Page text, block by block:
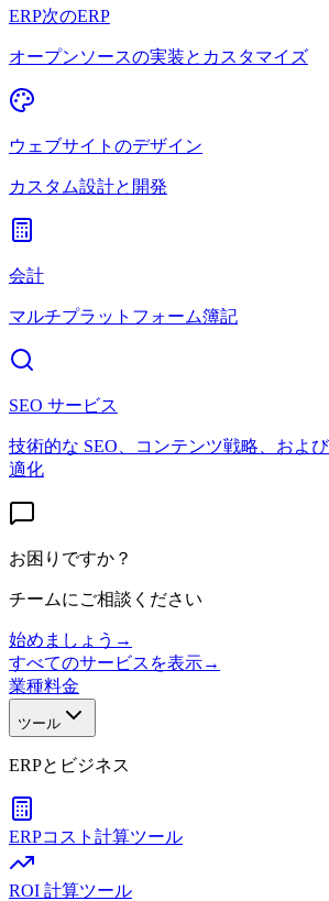
ERP次のERP
オープンソースの実装とカスタマイズ
ウェブサイトのデザイン
カスタム設計と開発
会計
マルチプラットフォーム簿記
SEO サービス
技術的な SEO、コンテンツ戦略、およ
適化
お困りですか？
チームにご相談ください
始めましょう →
すべてのサービスを表示→
業種料金
ツール
ERPとビジネス
ERPコスト計算ツール
ROI 計算ツール